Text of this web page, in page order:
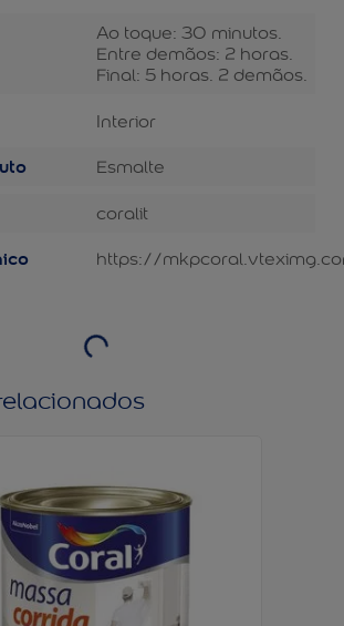
Ao toque: 30 minutos.
Entre demãos: 2 horas.
Final: 5 horas. 2 demãos.
Interior
Esmalte
coralit
https://